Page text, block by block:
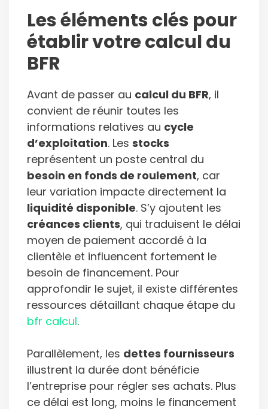
Les éléments clés pour
établir votre calcul du
BFR
Avant de passer au calcul du BFR, il
convient de réunir toutes les
informations relatives au cycle
d’exploitation. Les stocks
représentent un poste central du
besoin en fonds de roulement, car
leur variation impacte directement la
liquidité disponible. S’y ajoutent les
créances clients, qui traduisent le délai
moyen de paiement accordé à la
clientèle et influencent fortement le
besoin de financement. Pour
approfondir le sujet, il existe différentes
ressources détaillant chaque étape du
bfr calcul.
Parallèlement, les dettes fournisseurs
illustrent la durée dont bénéficie
l’entreprise pour régler ses achats. Plus
ce délai est long, moins le financement